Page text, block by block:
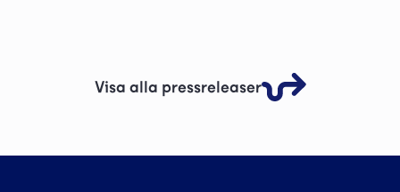
Visa alla pressreleaser